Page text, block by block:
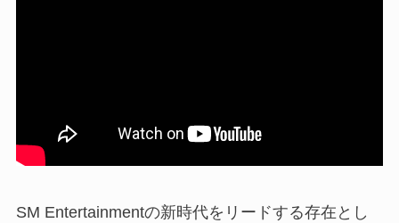
SM Entertainmentの新時代をリードする存在とし